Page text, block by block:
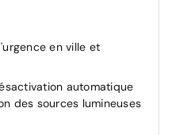
en ville et
automatique
des sources lumineuses